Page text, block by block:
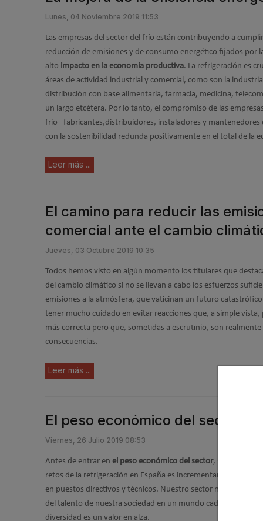
Lunes, 04 Noviembre 2019 11:53
Las empresas del sector del frío están contribuyendo a
reducción de emisiones y de consumo energético fijados por
alto impacto en la economía productiva. La refrigeración es
áreas de actividad industrial y comercial, como son la
distribución con base alimentaria, farmacia, medicina,
un largo etcétera. Por lo tanto, el compromiso de las
frío –fabricantes,distribuidores, instaladores y mantenedores
con la sostenibilidad redunda positivamente en el total de la
Leer más ...
El camino para reducir las
comercial ante el cambio
Jueves, 03 Octubre 2019 10:35
Todos hemos visto en algún momento los titulares que
del cambio climático si no se llevan a cabo los esfuerzos
emisiones a la atmósfera, que vaticinan un futuro
tener mucho cuidado en evitar reacciones que, a simple vista,
más correcta pero que, sometidas a escrutinio, son
consecuencias.
Leer más ...
El peso económico del sector
Viernes, 26 Julio 2019 08:53
Antes de entrar en el peso económico del sector, se debe
retos de la refrigeración en España es incrementar
la
en puestos directivos y técnicos. Nuestro sector no puede
del talento de nuestra sociedad en un mundo cada vez más
diversidad es un valor en alza.